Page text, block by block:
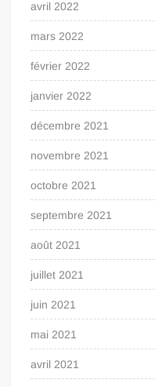
avril 2022
mars 2022
février 2022
janvier 2022
décembre 2021
novembre 2021
octobre 2021
septembre 2021
août 2021
juillet 2021
juin 2021
mai 2021
avril 2021